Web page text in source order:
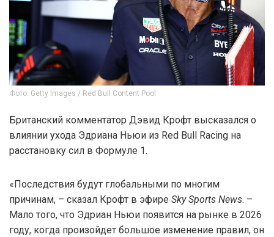
Фото: Getty Images / Red Bull Content Pool
Британский комментатор Дэвид Крофт высказался о
влиянии ухода Эдриана Ньюи из Red Bull Racing на
расстановку сил в Формуле 1.
«Последствия будут глобальными по многим
причинам, – сказал Крофт в эфире Sky Sports News. –
Мало того, что Эдриан Ньюи появится на рынке в 2026
году, когда произойдет большое изменение правил, он